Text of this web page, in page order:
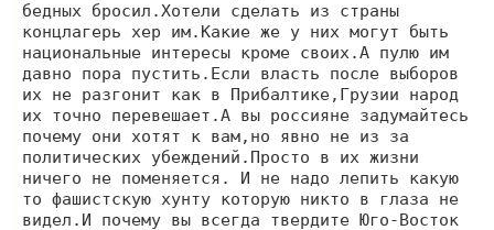
бедных бросил.Хотели сделать из страны
концлагерь хер им.Какие же у них могут быть
национальные интересы кроме своих.А пулю им
давно пора пустить.Если власть после выборов
их не разгонит как в Прибалтике,Грузии народ
их точно перевешает.А вы россияне задумайтесь
почему они хотят к вам,но явно не из за
политических убеждений.Просто в их жизни
ничего не поменяется. И не надо лепить какую
то фашистскую хунту которую никто в глаза не
видел.И почему вы всегда твердите Юго-Восток